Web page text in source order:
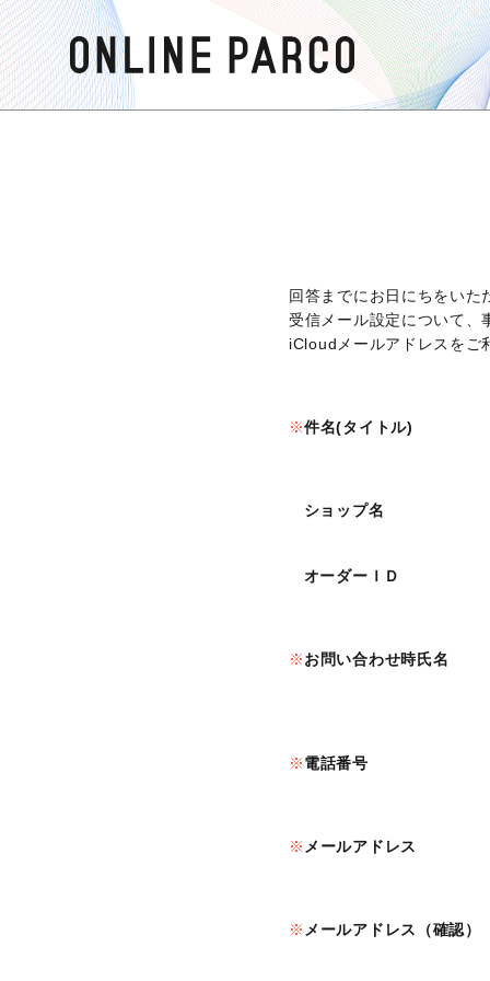
回答までにお日にちをいた
受信メール設定について、
iCloudメールアドレスをご
件名(タイトル)
ショップ名
オーダーＩＤ
お問い合わせ時氏名
電話番号
メールアドレス
メールアドレス（確認）